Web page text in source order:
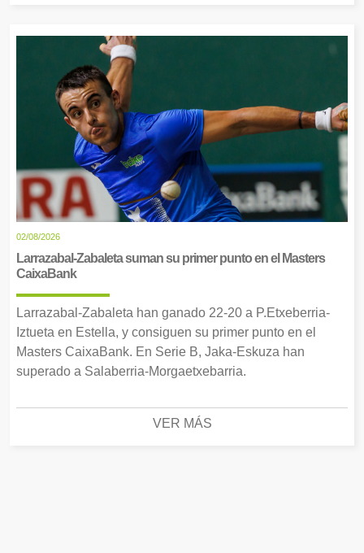
02/08/2026
Larrazabal-Zabaleta suman su primer punto en el Masters
CaixaBank
Larrazabal-Zabaleta han ganado 22-20 a P.Etxeberria-
Iztueta en Estella, y consiguen su primer punto en el
Masters CaixaBank. En Serie B, Jaka-Eskuza han
superado a Salaberria-Morgaetxebarria.
VER MÁS